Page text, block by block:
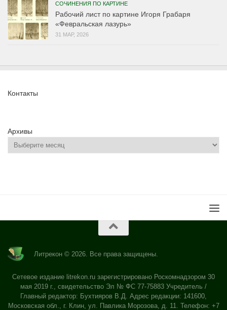
СОЧИНЕНИЯ ПО КАРТИНЕ
Рабочий лист по картине Игоря Грабаря
«Февральская лазурь»
31 МАР, 2026
Контакты
Архивы
Литрекон © 2026. Все права защищены.
Сетевое издание litrekon.ru зарегистрировано Роскомнадзором 30
мая 2019 г., свидетельство Эл № ФС 77-75883 Учредитель /
Главный редактор: Бухтияров В.Д. Адрес редакции: 141600,
Московская обл., г. Клин, ул. Павлика Морозова, д. 11. Телефон: +7